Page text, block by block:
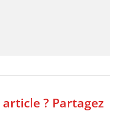
? Partagez